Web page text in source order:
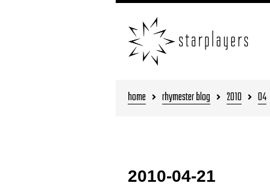
home rhymester blog 2010 04
2010-04-21